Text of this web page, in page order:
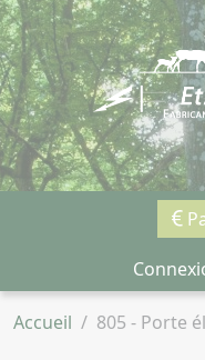
Accueil 805 - Porte